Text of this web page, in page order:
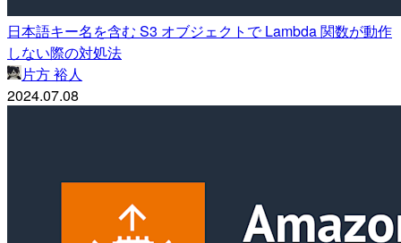
日本語キー名を含む S3 オブジェクトで Lambda 関数が動作
しない際の対処法
片方 裕人
2024.07.08